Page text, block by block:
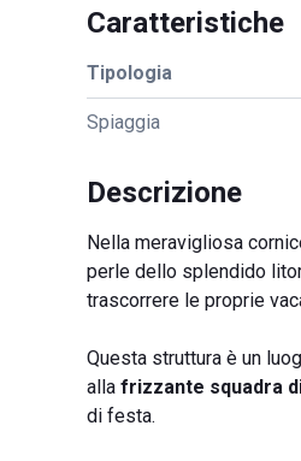
Caratteristiche
Tipologia
Spiaggia
Descrizione
Nella meravigliosa
perle dello splendido
trascorrere le proprie
Questa struttura è un
alla frizzante squadra
di festa.